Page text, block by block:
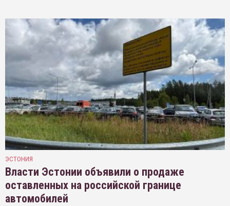
ЭСТОНИЯ
Власти Эстонии объявили о продаже
оставленных на российской границе
автомобилей